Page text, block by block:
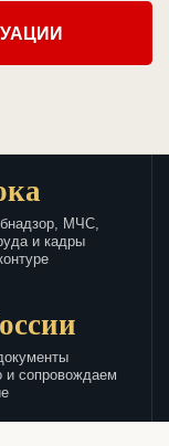
МЧС,
и кадры
и сопровождаем